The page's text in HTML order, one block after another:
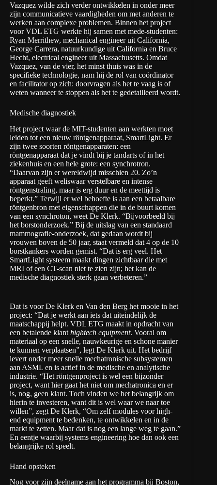
Vazquez wilde zich verder ontwikkelen in onder meer
zijn communicatieve vaardigheden om met anderen te
werken aan complexe problemen. Binnen het project
voor VDL ETG werkte hij samen met mede-studenten:
Ryan Merrithew, mechanical engineer uit California,
George Carrera, natuurkundige uit California en Bruce
Hecht, electrical engineer uit Massachusetts. Omdat
Vazquez, van de vier, het minst thuis was in de
specifieke technologie, nam hij de rol van coördinator
en facilitator op zich: doorvragen als het te vaag is of
weten wanneer te stoppen als het te gedetailleerd wordt.
Medische diagnostiek
Het project waar de MIT-studenten aan werkten moet
leiden tot een nieuw röntgenapparaat, SmartLight. Er
zijn twee soorten röntgenapparaten: een
röntgenapparaat dat je vindt bij je tandarts of in het
ziekenhuis en een hele grote: een synchrotron.
“Daarvan zijn er wereldwijd misschien 20. Zo’n
apparaat geeft weliswaar verstelbare en intense
röntgenstraling, maar is erg duur en de meettijd is
beperkt.” Terwijl er wel behoefte is aan een betaalbare
röntgenbron met eigenschappen die in de buurt komen
van een synchroton, weet De Klerk. “Bijvoorbeeld bij
het borstonderzoek.” Bij de uitslag van een standaard
mammografie-onderzoek, dat gedaan wordt bij
vrouwen boven de 50 jaar, staat vermeld dat 4 op de 10
borstkankers worden gemist. “Dat is erg veel. Het
SmartLight systeem maakt dingen zichtbaar die met
MRI of een CT-scan niet te zien zijn; het kan de
medische diagnostiek sterk gaan verbeteren.”
Dat is voor De Klerk en Van den Berg het mooie in het
project: “Dat je werkt aan iets dat uiteindelijk de
maatschappij helpt. VDL ETG maakt in opdracht van
een betalende klant hightech equipment. Vooral om
materiaal op een snelle, nauwkeurige en schone manier
te kunnen verplaatsen”, legt De Klerk uit. Het bedrijf
levert onder meer snelle mechatronische subsystemen
aan ASML en is actief in de medische en analytische
industrie. “Het röntgenproject is wel een bijzonder
project, want hier gaat het niet om mechatronica en er
is, nog, geen klant. Toch vinden we het belangrijk om
hierin te investeren, want dit is wel waar we naar toe
willen”, zegt De Klerk, “Om zelf modules voor high-
end equipment te bedenken, te ontwikkelen en in de
markt te zetten. Maar dat is nog een lange weg te gaan.”
En eentje waarbij systems engineering hoe dan ook een
belangrijke rol speelt.
Hand opsteken
Nog voor zijn deelname aan het programma bij Boston,